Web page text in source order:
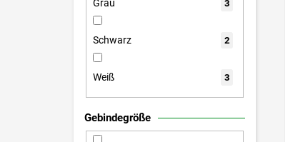
Grau 3
Schwarz 2
Weiß 3
Gebindegröße